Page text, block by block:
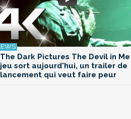
The Dark Pictures The Devil in
jeu sort aujourd'hui, un trailer de
lancement qui veut faire peur